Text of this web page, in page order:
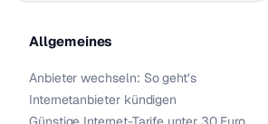
Allgemeines
Anbieter wechseln: So geht’s
Internetanbieter kündigen